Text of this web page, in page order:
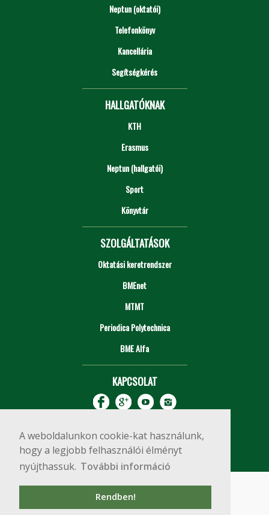
A weboldalunkon cookie-kat használunk,
hogy a legjobb felhasználói élményt
nyújthassuk. További információ
Rendben!
Neptun (oktatói)
Telefonkönyv
Kancellária
Segítségkérés
HALLGATÓKNAK
KTH
Erasmus
Neptun (hallgatói)
Sport
Könyvtár
SZOLGÁLTATÁSOK
Oktatási keretrendszer
BMEnet
MTMT
Periodica Polytechnica
BME Alfa
KAPCSOLAT
Copyright © 2020 BME Építőmérnöki Kar
1111 Budapest, Műegyetem rkp. 3.